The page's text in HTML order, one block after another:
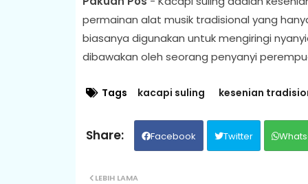
permainan alat musik tradisional yang
biasanya digunakan untuk mengiringi
dibawakan oleh seorang penyanyi
Tags kacapi suling kesenian
Facebook Twitter
LEBIH LAMA